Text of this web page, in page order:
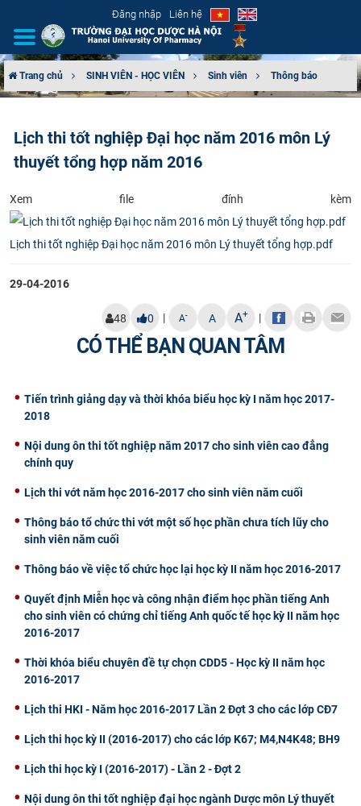
Đăng nhập Liên hệ
CƠ CẤU TỔ CHỨC
ĐÀO TẠO
Trang chủ SINH VIÊN - HỌC VIÊN Sinh viên Thông báo
Lịch thi tốt nghiệp Đại học năm 2016 môn Lý
thuyết tổng hợp năm 2016
​Xem file đính kèm
Lịch thi tốt nghiệp Đại học năm 2016 môn Lý thuyết tổng hợp.pdf
29-04-2016
48 0 | A- A A+ |
CÓ THỂ BẠN QUAN TÂM
Tiến trình giảng dạy và thời khóa biểu học kỳ I năm học 2017-
2018
Nội dung ôn thi tốt nghiệp năm 2017 cho sinh viên cao đẳng
chính quy
Lịch thi vớt năm học 2016-2017 cho sinh viên năm cuối
Thông báo tổ chức thi vớt một số học phần chưa tích lũy cho
sinh viên năm cuối
Thông báo về việc tổ chức học lại học kỳ II năm học 2016-2017
Quyết định Miễn học và công nhận điểm học phần tiếng Anh
cho sinh viên có chứng chỉ tiếng Anh quốc tế học kỳ II năm học
2016-2017
Thời khóa biểu chuyên đề tự chọn CDD5 - Học kỳ II năm học
2016-2017
Lịch thi HKI - Năm học 2016-2017 Lần 2 Đợt 3 cho các lớp CĐ7
Lịch thi học kỳ II (2016-2017) cho các lớp K67; M4,N4K48; BH9
Lịch thi học kỳ I (2016-2017) - Lần 2 - Đợt 2
Nội dung ôn thi tốt nghiệp đại học ngành Dược môn Lý thuyết